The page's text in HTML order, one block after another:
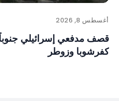
أغسطس 8, 2026
قصف مدفعي إسرائيلي
كفرشوبا وزوطر